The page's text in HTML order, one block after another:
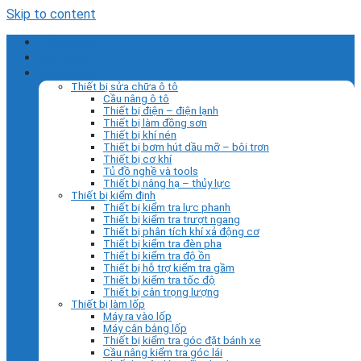
Skip to content
Thiết bị sửa chữa ô tô
Cầu nâng ô tô
Thiết bị điện – điện lạnh
Thiết bị làm đồng sơn
Thiết bị khí nén
Thiết bị bơm hút dầu mỡ – bôi trơn
Thiết bị cơ khí
Tủ đồ nghề và tools
Thiết bị nâng hạ – thủy lực
Thiết bị kiểm định
Thiết bị kiểm tra lực phanh
Thiết bị kiểm tra trượt ngang
Thiết bị phân tích khí xả động cơ
Thiết bị kiểm tra đèn pha
Thiết bị kiểm tra độ ồn
Thiết bị hỗ trợ kiểm tra gầm
Thiết bị kiểm tra tốc độ
Thiết bị cân trọng lượng
Thiết bị làm lốp
Máy ra vào lốp
Máy cân bằng lốp
Thiết bị kiểm tra góc đặt bánh xe
Cầu nâng kiểm tra góc lái